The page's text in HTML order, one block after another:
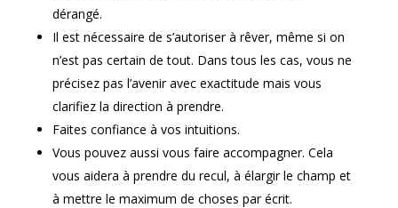
dérangé.
Il est nécessaire de s’autoriser à rêver, même si on
n’est pas certain de tout. Dans tous les cas, vous ne
précisez pas l’avenir avec exactitude mais vous
clarifiez la direction à prendre.
Faites confiance à vos intuitions.
Vous pouvez aussi vous faire accompagner. Cela
vous aidera à prendre du recul, à élargir le champ et
à mettre le maximum de choses par écrit.